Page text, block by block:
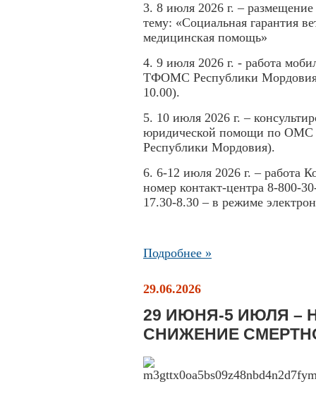
3. 8 июля 2026 г. –
тему: «Социальная гарантия
медицинская помощь»
4. 9 июля 2026 г. - работа
ТФОМС Республики
10.00).
5. 10 июля 2026 г. –
юридической помощи по
Республики Мордовия).
6. 6-12 июля 2026 г. – работа
номер контакт-центра 8-800-
17.30-8.30 – в режиме
Подробнее »
29.06.2026
29 ИЮНЯ-5 ИЮЛЯ –
СНИЖЕНИЕ